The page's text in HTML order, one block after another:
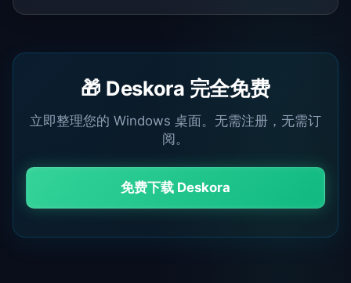
🎁 Deskora 完全免费
立即整理您的 Windows 桌面。无需注册，无需订
阅。
免费下载 Deskora